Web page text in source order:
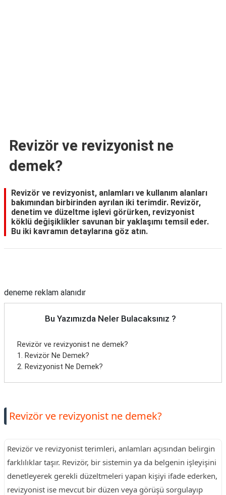
Revizör ve revizyonist ne
demek?
Revizör ve revizyonist, anlamları ve kullanım alanları
bakımından birbirinden ayrılan iki terimdir. Revizör,
denetim ve düzeltme işlevi görürken, revizyonist
köklü değişiklikler savunan bir yaklaşımı temsil eder.
Bu iki kavramın detaylarına göz atın.
deneme reklam alanıdır
Bu Yazımızda Neler Bulacaksınız ?
Revizör ve revizyonist ne demek?
1. Revizör Ne Demek?
2. Revizyonist Ne Demek?
Revizör ve revizyonist ne demek?
Revizör ve revizyonist terimleri, anlamları açısından belirgin
farklılıklar taşır. Revizör, bir sistemin ya da belgenin işleyişini
denetleyerek gerekli düzeltmeleri yapan kişiyi ifade ederken,
revizyonist ise mevcut bir düzen veya görüşü sorgulayıp